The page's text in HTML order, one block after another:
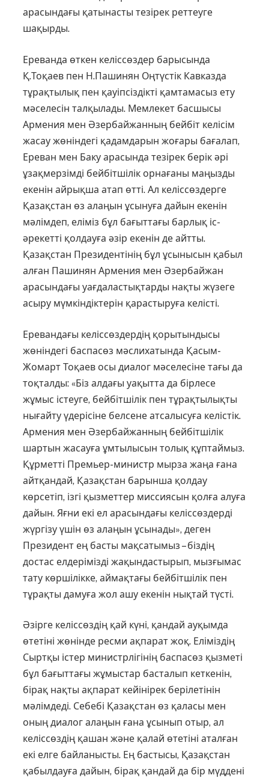
арасындағы қатынасты тезірек реттеуге
шақырды.
Ереванда өткен келіссөздер бары­сында
Қ.Тоқаев пен Н.Пашинян Оңтүс­тік Кавказда
тұрақтылық пен қауіп­сіз­дікті қамтамасыз ету
мәселесін тал­қыла­ды. Мемлекет басшысы
Арме­ния мен Әзербайжанның бейбіт келі­сім
жасау жөніндегі қадамдарын жоға­ры бағалап,
Ереван мен Баку арасын­да тезірек берік әрі
ұзақмерзімді бей­біт­шілік орнағаны маңызды
екенін айрық­ша атап өтті. Ал келіссөздерге
Қазақстан өз алаңын ұсынуға дайын екенін
мәлімдеп, еліміз бұл бағыттағы барлық іс-
әрекетті қолдауға әзір екенін де айтты.
Қазақстан Президентінің бұл ұсынысын қабыл
алған Пашинян Армения мен Әзербайжан
арасындағы уағдаластықтарды нақты жүзеге
асыру мүмкіндіктерін қарастыруға келісті.
Еревандағы келіссөздердің қорытын­дысы
жөніндегі баспасөз мәслихатын­да Қасым-
Жомарт Тоқаев осы диалог мәселесіне тағы да
тоқталды: «Біз алда­ғы уақытта да бірлесе
жұмыс істеуге, бейбітшілік пен тұрақтылықты
нығай­ту үдерісіне белсене атсалысуға келіс­тік.
Армения мен Әзербайжанның бейбіт­шілік
шартын жасауға ұмтылысын толық құптаймыз.
Құрметті Премьер-министр мырза жаңа ғана
айтқандай, Қазақстан барынша қолдау
көрсетіп, ізгі қызметтер миссиясын қолға алуға
дайын. Яғни екі ел арасындағы келіссөздерді
жүргізу үшін өз алаңын ұсынады», деген
Президент ең басты мақсатымыз – біздің
достас елдерімізді жақындастырып, мызғымас
тату көршілікке, аймақтағы бейбітшілік пен
тұрақты дамуға жол ашу екенін нықтай түсті.
Әзірге келіссөздің қай күні, қан­дай ауқымда
өтетіні жөнінде ресми ақпарат жоқ. Еліміздің
Сыртқы істер министрлігінің баспасөз қызметі
бұл бағыттағы жұмыстар басталып кеткенін,
бірақ нақты ақпарат кейінірек берілетінін
мәлімдеді. Себебі Қазақстан өз қаласы мен
оның диалог алаңын ғана ұсынып отыр, ал
келіссөздің қашан және қалай өтетіні аталған
екі елге байланысты. Ең бастысы, Қазақстан
қабылдауға дайын, бірақ қандай да бір мүддені